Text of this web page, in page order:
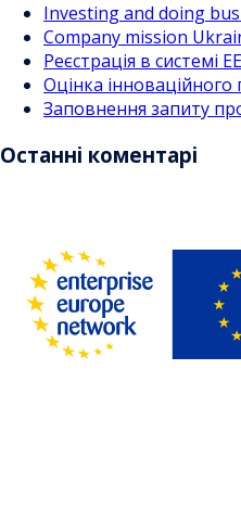
Investing and doing
Company mission
Реєстрація в системі
Оцінка інноваційного
Заповнення запиту
Останні коментарі